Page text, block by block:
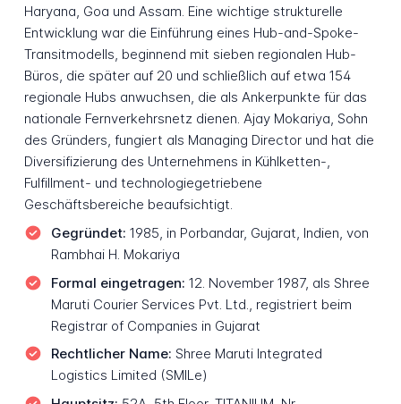
Haryana, Goa und Assam. Eine wichtige strukturelle
Entwicklung war die Einführung eines Hub-and-Spoke-
Transitmodells, beginnend mit sieben regionalen Hub-
Büros, die später auf 20 und schließlich auf etwa 154
regionale Hubs anwuchsen, die als Ankerpunkte für das
nationale Fernverkehrsnetz dienen. Ajay Mokariya, Sohn
des Gründers, fungiert als Managing Director und hat die
Diversifizierung des Unternehmens in Kühlketten-,
Fulfillment- und technologiegetriebene
Geschäftsbereiche beaufsichtigt.
Gegründet: 1985, in Porbandar, Gujarat, Indien, von
Rambhai H. Mokariya
Formal eingetragen: 12. November 1987, als Shree
Maruti Courier Services Pvt. Ltd., registriert beim
Registrar of Companies in Gujarat
Rechtlicher Name: Shree Maruti Integrated
Logistics Limited (SMILe)